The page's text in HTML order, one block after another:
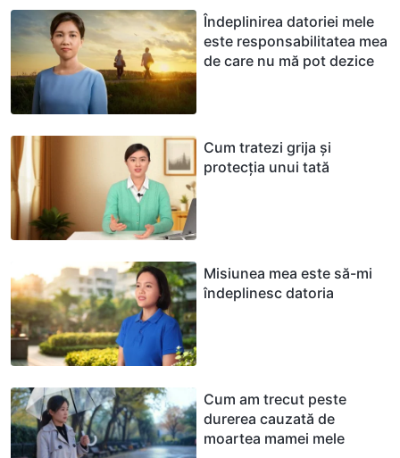
Îndeplinirea datoriei mele
este responsabilitatea mea
de care nu mă pot dezice
Cum tratezi grija și
protecția unui tată
Misiunea mea este să-mi
îndeplinesc datoria
Cum am trecut peste
durerea cauzată de
moartea mamei mele